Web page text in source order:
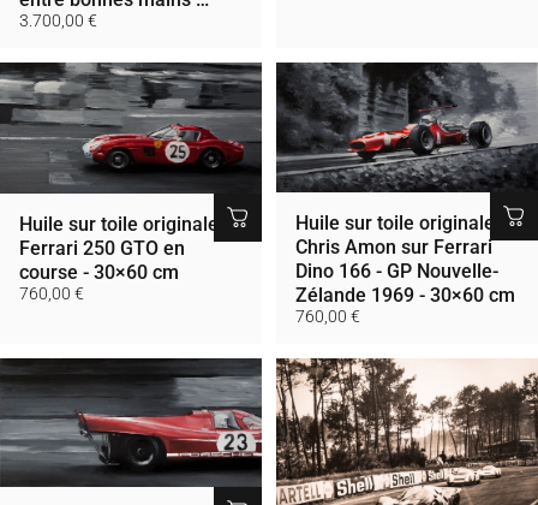
3.700,00 €
Huile sur toile originale -
Ferrari 250 GTO en
course - 30×60 cm
760,00 €
Huile sur toile originale -
Chris Amon sur Ferrari
Dino 166 - GP Nouvelle-
Zélande 1969 - 30×60 cm
760,00 €